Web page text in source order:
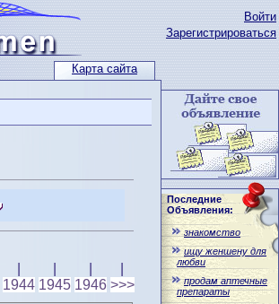
Карта сайта
Войти
Зарегистрироваться
Последние
Объявления:
знакомство
ищу женшену для
любви
продам аптечные
препараты
1944 1945 1946 >>>